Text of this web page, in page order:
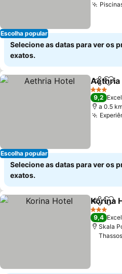
Escolha popular
Selecione as datas para ver os
exatos.
Escolha popular
Partilhar
Aethria
3 Estrelas
9,2
a 0.5
Selecione as datas para ver os
exatos.
Partilhar
Korina
3 Estrelas
9,4
Skala
Thassos